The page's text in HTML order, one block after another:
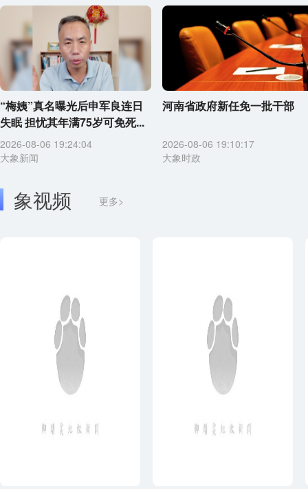
“梅姨”真名曝光后申军良连日
失眠 担忧其年满75岁可免死...
2026-08-06 19:24:04
大象新闻
河南省政府新任免一批干部
2026-08-06 19:10:17
大象时政
象视频 更多>